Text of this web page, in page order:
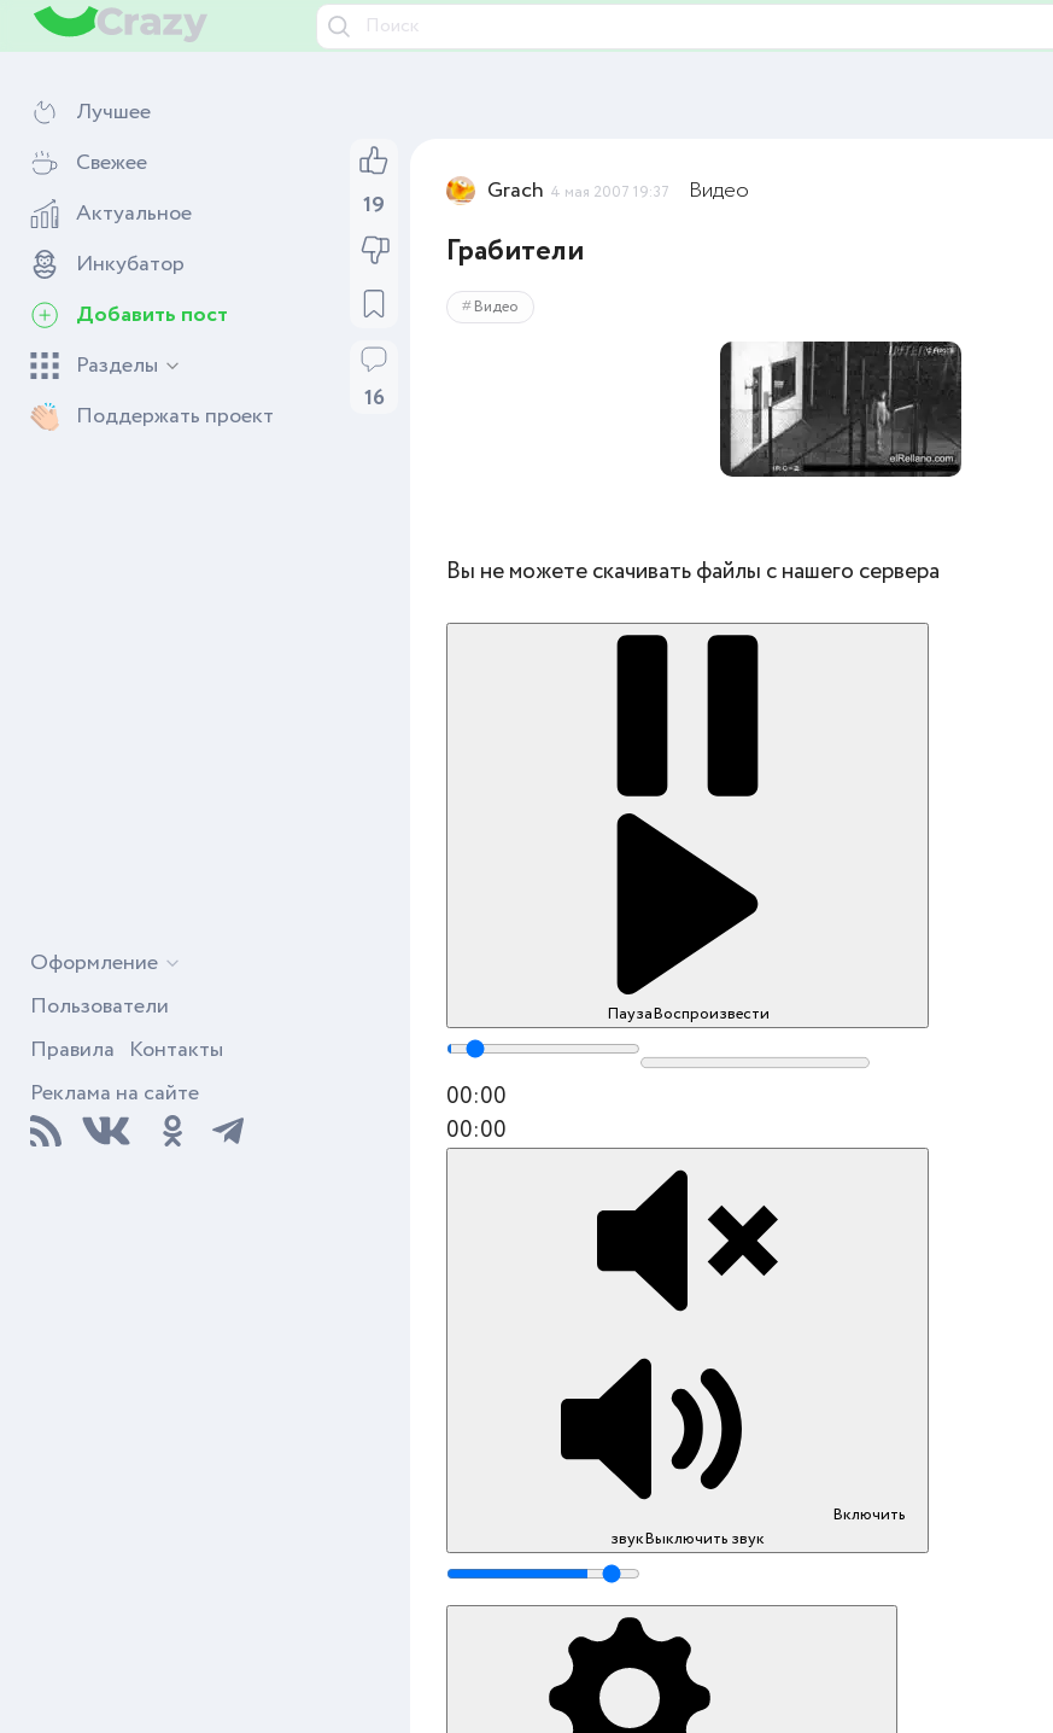
Лучшее
Свежее
Актуальное
Инкубатор
Добавить пост
Разделы
Поддержать проект
Оформление
Пользователи
Правила Контакты
Реклама на сайте
19
16
Grach 4 мая 2007 19:37 Видео
Грабители
Видео
Вы не можете скачивать файлы с нашего сервера
ПаузаВоспроизвести
00:00
00:00
Включить
звукВыключить звук